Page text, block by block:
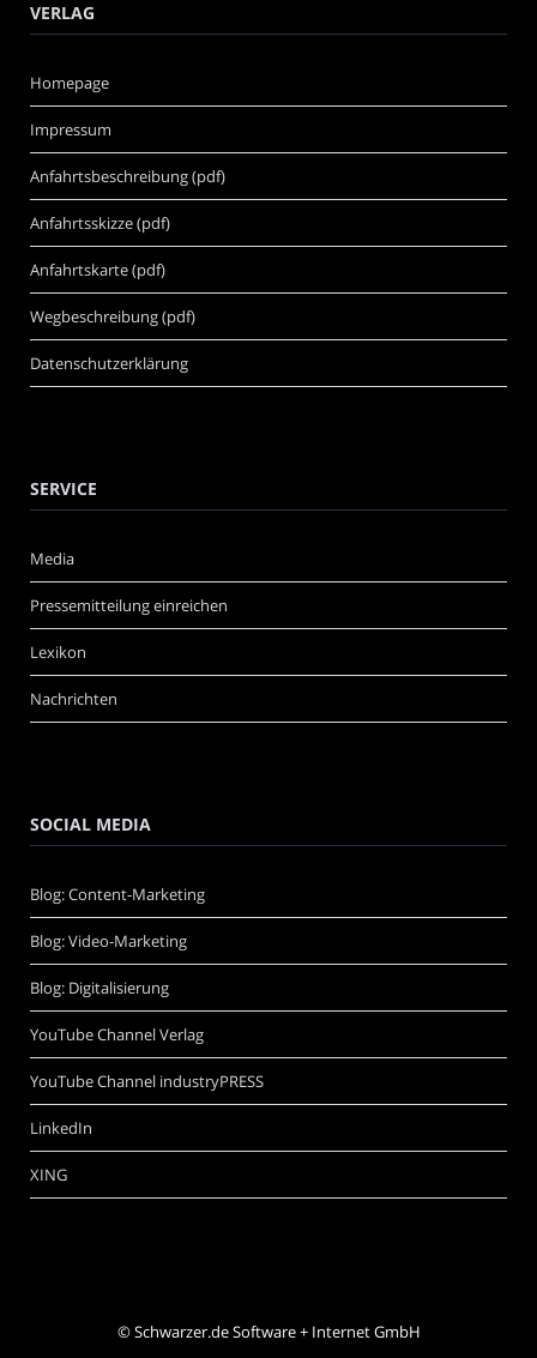
VERLAG
Homepage
Impressum
Anfahrtsbeschreibung (pdf)
Anfahrtsskizze (pdf)
Anfahrtskarte (pdf)
Wegbeschreibung (pdf)
Datenschutzerklärung
SERVICE
Media
Pressemitteilung einreichen
Lexikon
Nachrichten
SOCIAL MEDIA
Blog: Content-Marketing
Blog: Video-Marketing
Blog: Digitalisierung
YouTube Channel Verlag
YouTube Channel industryPRESS
LinkedIn
XING
©Schwarzer.de Software + Internet GmbH